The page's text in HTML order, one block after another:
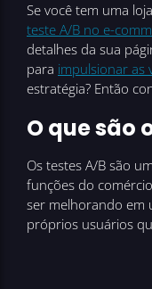
Se você tem uma
teste A/B no e-
detalhes da sua
para impulsionar as
estratégia? Então
O que são
Os testes A/B são
funções do
ser melhorando em
próprios usuários